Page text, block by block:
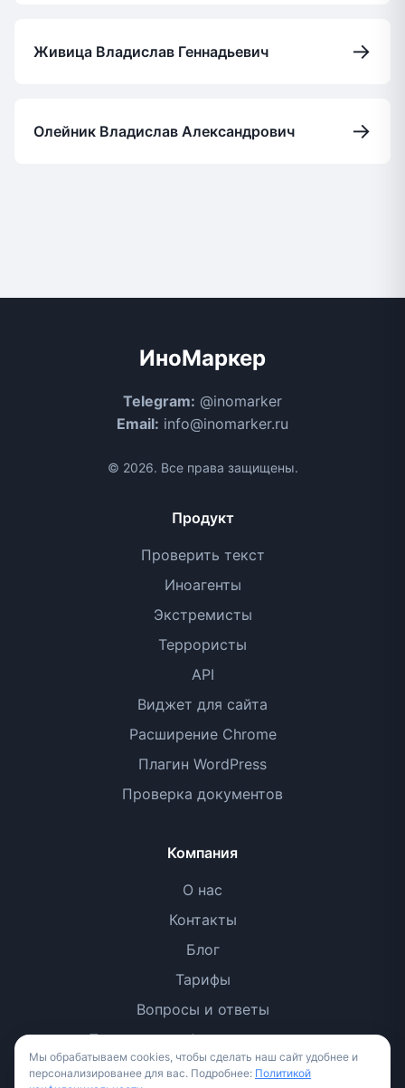
Живица Владислав Геннадьевич →
Олейник Владислав Александрович →
ИноМаркер
Telegram: @inomarker
Email: info@inomarker.ru
© 2026. Все права защищены.
Продукт
Проверить текст
Иноагенты
Экстремисты
Террористы
API
Виджет для сайта
Расширение Chrome
Плагин WordPress
Проверка документов
Компания
О нас
Контакты
Блог
Тарифы
Вопросы и ответы
Политика конфиденциальности
Условия использования
Мы обрабатываем cookies, чтобы сделать наш сайт удобнее и
персонализированее для вас. Подробнее: Политикой